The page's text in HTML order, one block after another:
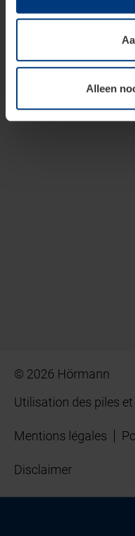
van deze pagina's
soorten cookies is uw
toestemming kunt u op
wijzigen of herroepen.
Alleen
© 2026 Hörmann
Utilisation des piles
Mentions légales
Disclaimer